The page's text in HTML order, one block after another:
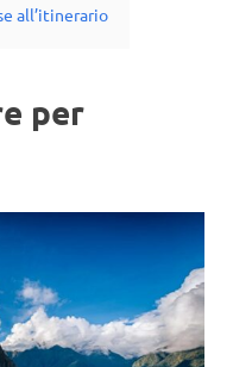
all’itinerario
per